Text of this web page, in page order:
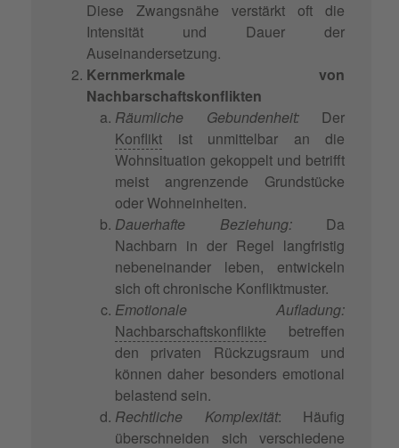
Diese Zwangsnähe verstärkt oft die
Intensität und Dauer der
Auseinandersetzung.
Kernmerkmale von
Nachbarschaftskonflikten
Räumliche Gebundenheit:Der
Konflikt ist unmittelbar an die
Wohnsituation gekoppelt und betrifft
meist angrenzende Grundstücke
oder Wohneinheiten.
Dauerhafte Beziehung:Da
Nachbarn in der Regel langfristig
nebeneinander leben, entwickeln
sich oft chronische Konfliktmuster.
Emotionale Aufladung:
Nachbarschaftskonflikte betreffen
den privaten Rückzugsraum und
können daher besonders emotional
belastend sein.
Rechtliche Komplexität: Häufig
überschneiden sich verschiedene